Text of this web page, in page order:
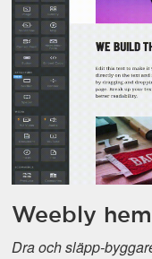
Weebly
Dra och släpp-